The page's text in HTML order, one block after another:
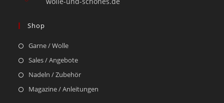
Shop
Garne / Wolle
Sales / Angebote
Nadeln / Zubehör
Magazine / Anleitungen